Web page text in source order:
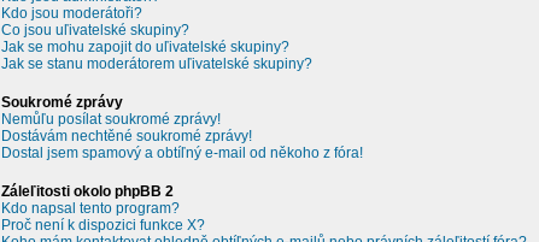
Kdo jsou moderátoři?
Co jsou uľivatelské skupiny?
Jak se mohu zapojit do uľivatelské skupiny?
Jak se stanu moderátorem uľivatelské skupiny?
Soukromé zprávy
Nemůľu posílat soukromé zprávy!
Dostávám nechtěné soukromé zprávy!
Dostal jsem spamový a obtíľný e-mail od někoho z fóra!
Záleľitosti okolo phpBB 2
Kdo napsal tento program?
Proč není k dispozici funkce X?